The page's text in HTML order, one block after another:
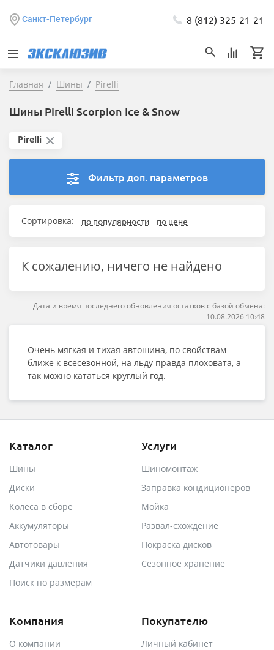
Санкт-Петербург 8 (812) 325-21-21
Главная Шины Pirelli
Шины Pirelli Scorpion Ice & Snow
Pirelli
Фильтр доп. параметров
Сортировка: по популярности по цене
К сожалению, ничего не найдено
Дата и время последнего обновления остатков с базой обмена:
10.08.2026 10:48
Очень мягкая и тихая автошина, по свойствам
ближе к всесезонной, на льду правда плоховата, а
так можно кататься круглый год.
Каталог
Шины
Диски
Колеса в сборе
Аккумуляторы
Автотовары
Датчики давления
Поиск по размерам
Услуги
Шиномонтаж
Заправка кондиционеров
Мойка
Развал-схождение
Покраска дисков
Сезонное хранение
Компания
О компании
Покупателю
Личный кабинет